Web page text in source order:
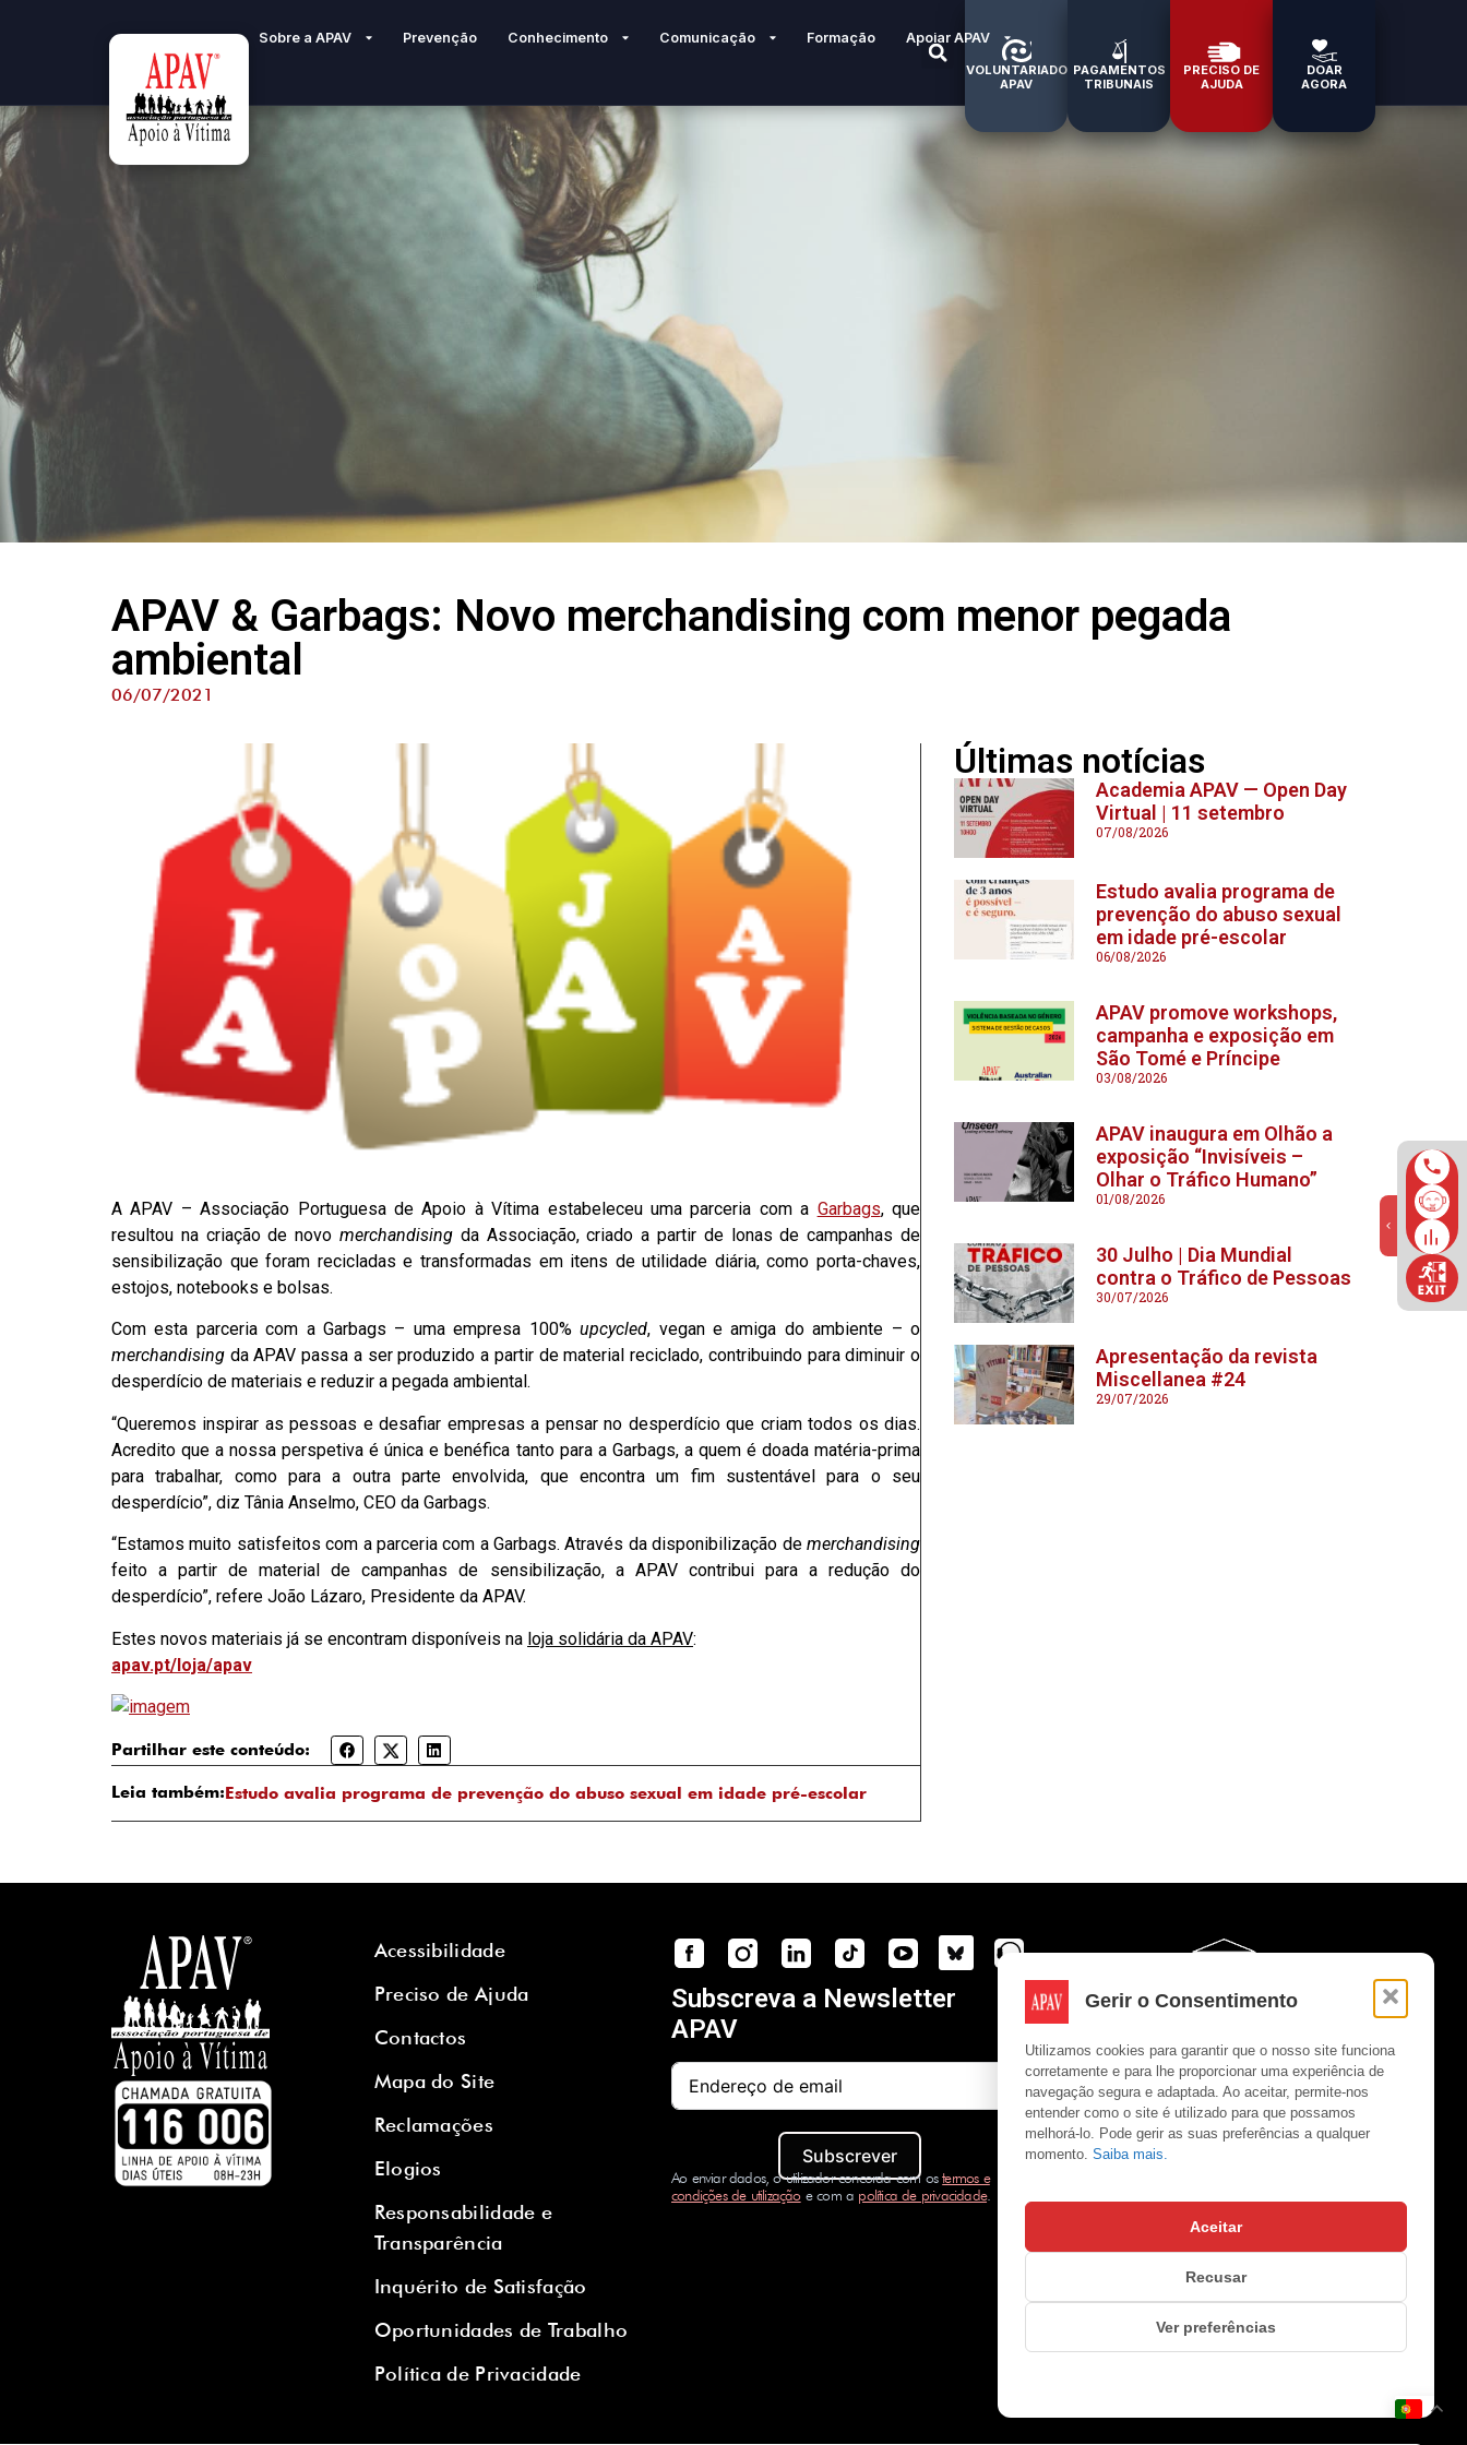
Gerir o Consentimento
Utilizamos cookies para garantir que o nosso site funciona
corretamente e para lhe proporcionar uma experiência de
navegação segura e adaptada. Ao aceitar, permite-nos
entender como o site é utilizado para que possamos
melhorá-lo. Pode gerir as suas preferências a qualquer
momento. Saiba mais.
Aceitar
Recusar
Ver preferências
Sobre a APAV Prevenção Conhecimento Comunicação Formação Apoiar APAV
VOLUNTARIADO
APAV
PAGAMENTOS
TRIBUNAIS
PRECISO DE
AJUDA
DOAR
AGORA
APAV & Garbags: Novo merchandising com menor pegada
ambiental
06/07/2021
A APAV – Associação Portuguesa de Apoio à Vítima estabeleceu uma parceria com a Garbags, que
resultou na criação de novo merchandising da Associação, criado a partir de lonas de campanhas de
sensibilização que foram recicladas e transformadas em itens de utilidade diária, como porta-chaves,
estojos, notebooks e bolsas.
Com esta parceria com a Garbags – uma empresa 100%upcycled, vegan e amiga do ambiente – o
merchandising da APAV passa a ser produzido a partir de material reciclado, contribuindo para diminuir o
desperdício de materiais e reduzir a pegada ambiental.
“Queremos inspirar as pessoas e desafiar empresas a pensar no desperdício que criam todos os dias.
Acredito que a nossa perspetiva é única e benéfica tanto para a Garbags, a quem é doada matéria-prima
para trabalhar, como para a outra parte envolvida, que encontra um fim sustentável para o seu
desperdício”, diz Tânia Anselmo, CEO da Garbags.
“Estamos muito satisfeitos com a parceria com a Garbags. Através da disponibilização de merchandising
feito a partir de material de campanhas de sensibilização, a APAV contribui para a redução do
desperdício”, refere João Lázaro, Presidente da APAV.
Estes novos materiais já se encontram disponíveis na loja solidária da APAV:
apav.pt/loja/apav
Partilhar este conteúdo:
Leia também:Estudo avalia programa de prevenção do abuso sexual em idade pré-escolar
Últimas notícias
Academia APAV — Open Day
Virtual | 11 setembro
07/08/2026
Estudo avalia programa de
prevenção do abuso sexual
em idade pré-escolar
06/08/2026
APAV promove workshops,
campanha e exposição em
São Tomé e Príncipe
03/08/2026
APAV inaugura em Olhão a
exposição “Invisíveis –
Olhar o Tráfico Humano”
01/08/2026
30 Julho | Dia Mundial
contra o Tráfico de Pessoas
30/07/2026
Apresentação da revista
Miscellanea #24
29/07/2026
Acessibilidade
Preciso de Ajuda
Contactos
Mapa do Site
Reclamações
Elogios
Responsabilidade e
Transparência
Inquérito de Satisfação
Oportunidades de Trabalho
Política de Privacidade
Subscreva a Newsletter
APAV
Subscrever
Ao enviar dados, o utilizador concorda com ostermos e
condições de utilizaçãoe com a política de privacidade.
Copyright © APAV 2026